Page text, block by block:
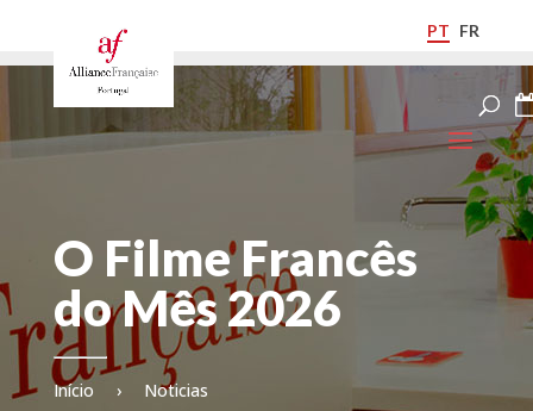
PT FR
O Filme Francês
do Mês 2026
Início › Noticias